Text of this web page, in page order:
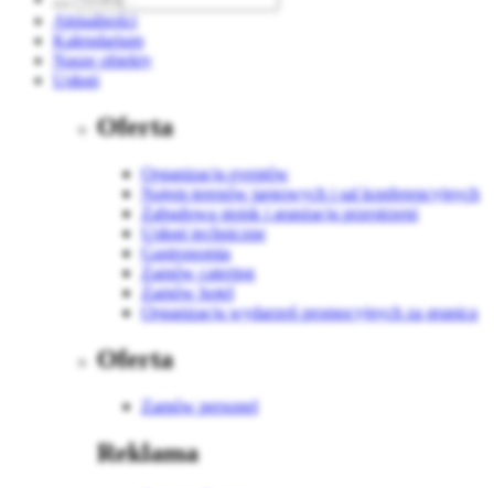
Aktualności
Kalendarium
Nasze obiekty
Usługi
Oferta
Organizacja eventów
Najem terenów targowych i sal konferencyjnych
Zabudowa stoisk i aranżacja przestrzeni
Usługi techniczne
Gastronomia
Zamów catering
Zamów hotel
Organizacja wydarzeń promocyjnych za granicą
Oferta
Zamów personel
Reklama